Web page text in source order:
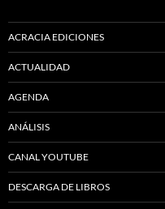
ACRACIA EDICIONES
ACTUALIDAD
AGENDA
ANÁLISIS
CANAL YOUTUBE
DESCARGA DE LIBROS